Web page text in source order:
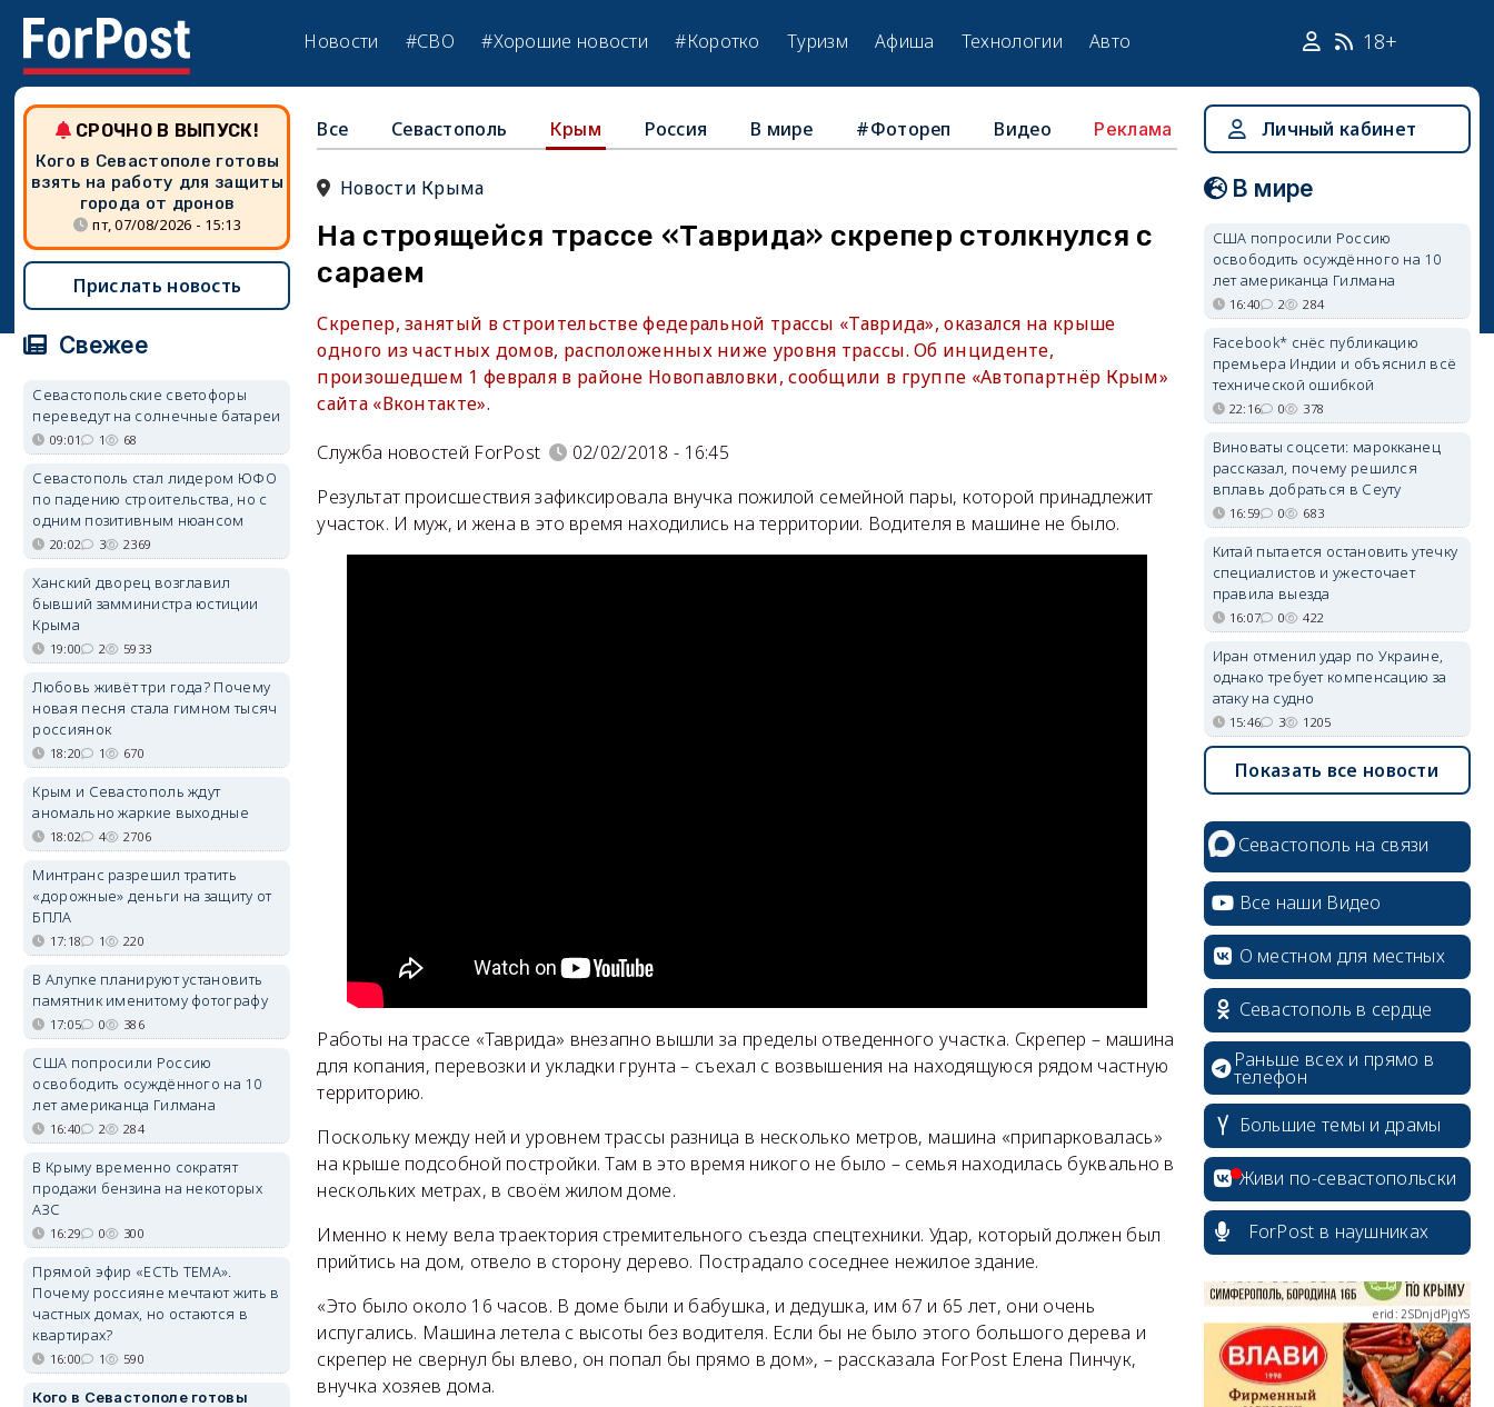
Новости #СВО #Хорошие новости #Коротко Туризм Афиша Технологии Авто 18+
Все Севастополь Крым Россия В мире #Фотореп Видео Реклама
Новости Крыма
На строящейся трассе «Таврида» скрепер столкнулся с
сараем
Скрепер, занятый в строительстве федеральной трассы «Таврида», оказался на крыше
одного из частных домов, расположенных ниже уровня трассы. Об инциденте,
произошедшем 1 февраля в районе Новопавловки, сообщили в группе «Автопартнёр Крым»
сайта «Вконтакте».
Служба новостей ForPost
02/02/2018 - 16:45
Результат происшествия зафиксировала внучка пожилой семейной пары, которой принадлежит
участок. И муж, и жена в это время находились на территории. Водителя в машине не было.
Работы на трассе «Таврида» внезапно вышли за пределы отведенного участка. Скрепер – машина
для копания, перевозки и укладки грунта – съехал с возвышения на находящуюся рядом частную
территорию.
Поскольку между ней и уровнем трассы разница в несколько метров, машина «припарковалась»
на крыше подсобной постройки. Там в это время никого не было – семья находилась буквально в
нескольких метрах, в своём жилом доме.
Именно к нему вела траектория стремительного съезда спецтехники. Удар, который должен был
прийтись на дом, отвело в сторону дерево. Пострадало соседнее нежилое здание.
«Это было около 16 часов. В доме были и бабушка, и дедушка, им 67 и 65 лет, они очень
испугались. Машина летела с высоты без водителя. Если бы не было этого большого дерева и
скрепер не свернул бы влево, он попал бы прямо в дом», – рассказала ForPost Елена Пинчук,
внучка хозяев дома.
СРОЧНО В ВЫПУСК!
Кого в Севастополе готовы
взять на работу для защиты
города от дронов
пт, 07/08/2026 - 15:13
Прислать новость
Свежее
Севастопольские светофоры
переведут на солнечные батареи
09:01 1 68
Севастополь стал лидером ЮФО
по падению строительства, но с
одним позитивным нюансом
20:02 3 2369
Ханский дворец возглавил
бывший замминистра юстиции
Крыма
19:00 2 5933
Любовь живёт три года? Почему
новая песня стала гимном тысяч
россиянок
18:20 1 670
Крым и Севастополь ждут
аномально жаркие выходные
18:02 4 2706
Минтранс разрешил тратить
«дорожные» деньги на защиту от
БПЛА
17:18 1 220
В Алупке планируют установить
памятник именитому фотографу
17:05 0 386
США попросили Россию
освободить осуждённого на 10
лет американца Гилмана
16:40 2 284
В Крыму временно сократят
продажи бензина на некоторых
АЗС
16:29 0 300
Прямой эфир «ЕСТЬ ТЕМА».
Почему россияне мечтают жить в
частных домах, но остаются в
квартирах?
16:00 1 590
Кого в Севастополе готовы
Личный кабинет
В мире
США попросили Россию
освободить осуждённого на 10
лет американца Гилмана
16:40 2 284
Facebook* снёс публикацию
премьера Индии и объяснил всё
технической ошибкой
22:16 0 378
Виноваты соцсети: марокканец
рассказал, почему решился
вплавь добраться в Сеуту
16:59 0 683
Китай пытается остановить утечку
специалистов и ужесточает
правила выезда
16:07 0 422
Иран отменил удар по Украине,
однако требует компенсацию за
атаку на судно
15:46 3 1205
Показать все новости
Севастополь на связи
Все наши Видео
О местном для местных
Севастополь в сердце
Раньше всех и прямо в
телефон
Большие темы и драмы
Живи по-севастопольски
ForPost в наушниках
erid: 2SDnjcrDNw6
erid: 2SDnjdPjgYS